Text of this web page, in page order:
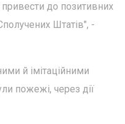
до позитивних
Штатів", -
й імітаційними
пожежі, через дії